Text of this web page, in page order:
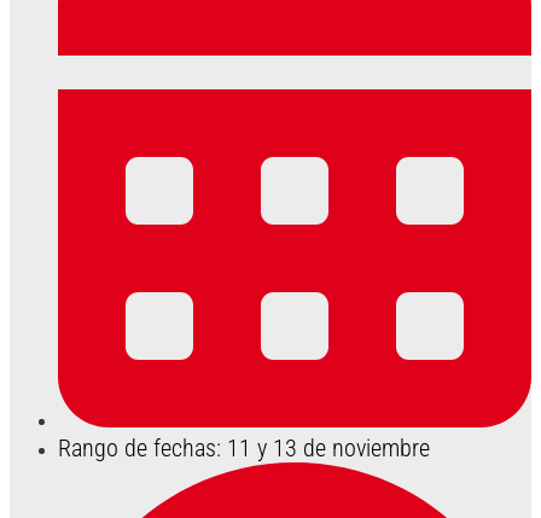
Rango de fechas: 11 y 13 de noviembre